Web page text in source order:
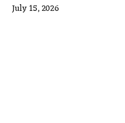
July 15, 2026